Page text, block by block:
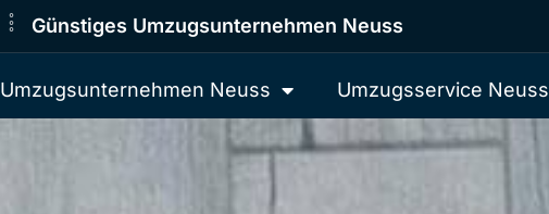
Günstiges Umzugsunternehmen Neuss
Umzugsunternehmen Neuss Umzugsservice Neuss